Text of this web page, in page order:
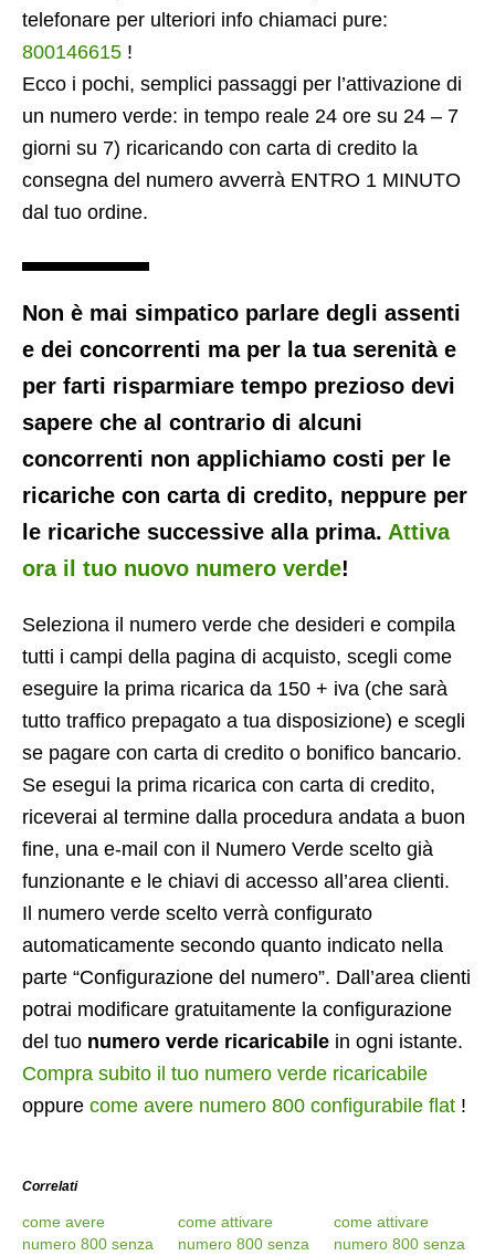
telefonare per ulteriori info chiamaci pure:
800146615 !
Ecco i pochi, semplici passaggi per l’attivazione di
un numero verde: in tempo reale 24 ore su 24 – 7
giorni su 7) ricaricando con carta di credito la
consegna del numero avverrà ENTRO 1 MINUTO
dal tuo ordine.
Non è mai simpatico parlare degli assenti
e dei concorrenti ma per la tua serenità e
per farti risparmiare tempo prezioso devi
sapere che al contrario di alcuni
concorrenti non applichiamo costi per le
ricariche con carta di credito, neppure per
le ricariche successive alla prima. Attiva
ora il tuo nuovo numero verde!
Seleziona il numero verde che desideri e compila
tutti i campi della pagina di acquisto, scegli come
eseguire la prima ricarica da 150 + iva (che sarà
tutto traffico prepagato a tua disposizione) e scegli
se pagare con carta di credito o bonifico bancario.
Se esegui la prima ricarica con carta di credito,
riceverai al termine dalla procedura andata a buon
fine, una e-mail con il Numero Verde scelto già
funzionante e le chiavi di accesso all’area clienti.
Il numero verde scelto verrà configurato
automaticamente secondo quanto indicato nella
parte “Configurazione del numero”. Dall’area clienti
potrai modificare gratuitamente la configurazione
del tuo numero verde ricaricabile in ogni istante.
Compra subito il tuo numero verde ricaricabile
oppure come avere numero 800 configurabile flat !
Correlati
come avere
numero 800 senza
come attivare
numero 800 senza
come attivare
numero 800 senza